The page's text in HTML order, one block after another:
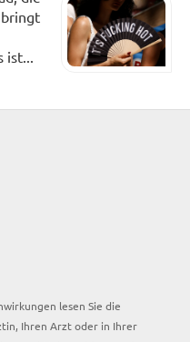
bringt
ist...
lesen Sie die
Ihren Arzt oder in Ihrer